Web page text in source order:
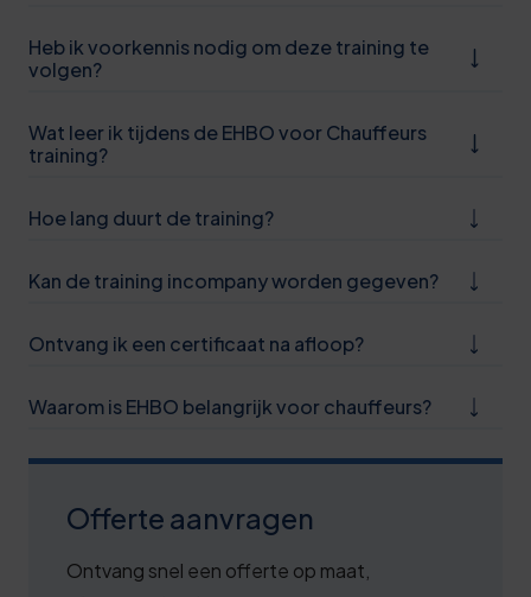
Heb ik voorkennis nodig om deze training te
volgen?
Wat leer ik tijdens de EHBO voor Chauffeurs
training?
Hoe lang duurt de training?
Kan de training incompany worden gegeven?
Ontvang ik een certificaat na afloop?
Waarom is EHBO belangrijk voor chauffeurs?
Offerte aanvragen
Ontvang snel een offerte op maat,
0
0
1
6
1
1
7
2
7